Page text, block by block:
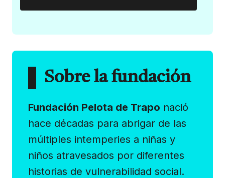
Sobre la fundación
Fundación Pelota de Trapo nació
hace décadas para abrigar de las
múltiples intemperies a niñas y
niños atravesados por diferentes
historias de vulnerabilidad social.